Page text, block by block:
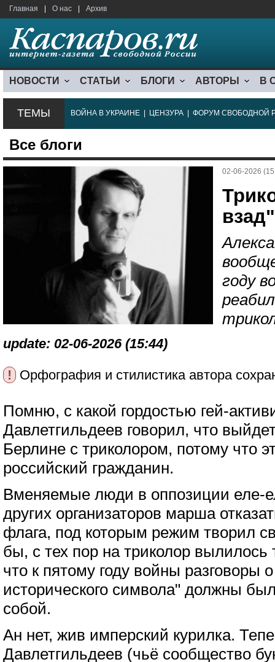
Главная О нас Архив
НОВОСТИ СТАТЬИ БЛОГИ АВТОРЫ В
ТЕМЫ ВОЙНА В УКРАИНЕ ЦЕНЗУРА ФОРУМ СВОБОДНОЙ
Все блоги
02-06-2026
году
update: 02-06-2026 (15:44)
! Орфография и стилистика автора
Помню, с какой гордостью гей-
Давлетгильдеев говорил, что
Берлине с триколором, потому что
российский гражданин.
Вменяемые люди в оппозиции еле-
других организаторов марша
флага, под которым режим творил
бы, с тех пор на триколор вылилось
что к пятому году войны разговоры
исторического символа" должны
собой.
Ан нет, жив имперский курилка.
Давлетгильдеев (чьё сообщество